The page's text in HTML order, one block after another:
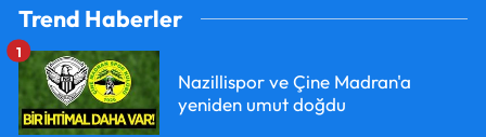
Trend Haberler
Nazillispor ve Çine Madran'a
yeniden umut doğdu
1